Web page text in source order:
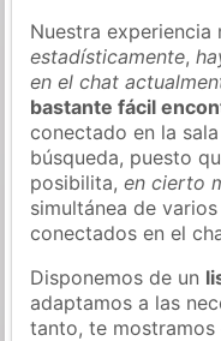
Nuestra experiencia
estadísticamente,
en el chat
bastante fácil
conectado en la
búsqueda, puesto
posibilita,en cierto
simultánea de
conectados en el
Disponemos de un
adaptamos a las
tanto, te